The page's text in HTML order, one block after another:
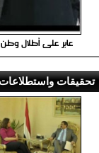
عابر على أطلال وطن
تحقيقات